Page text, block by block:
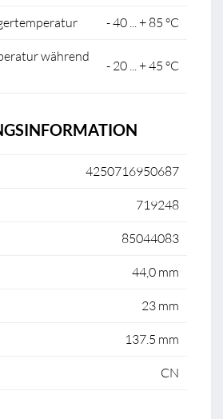
- 40 ... + 85 °C
während
- 20 ... + 45 °C
4250716950687
719248
85044083
44,0 mm
23 mm
137.5 mm
CN